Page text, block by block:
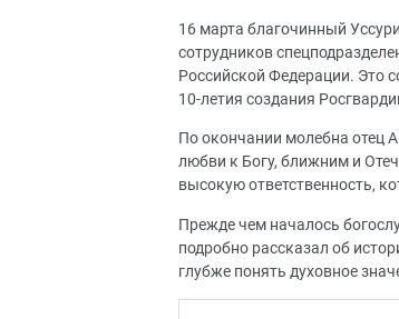
16 марта благочинный
сотрудников
Российской Федерации. Это
10-летия создания
По окончании молебна отец
любви к Богу, ближним и
высокую ответственность,
Прежде чем началось
подробно рассказал об
глубже понять духовное